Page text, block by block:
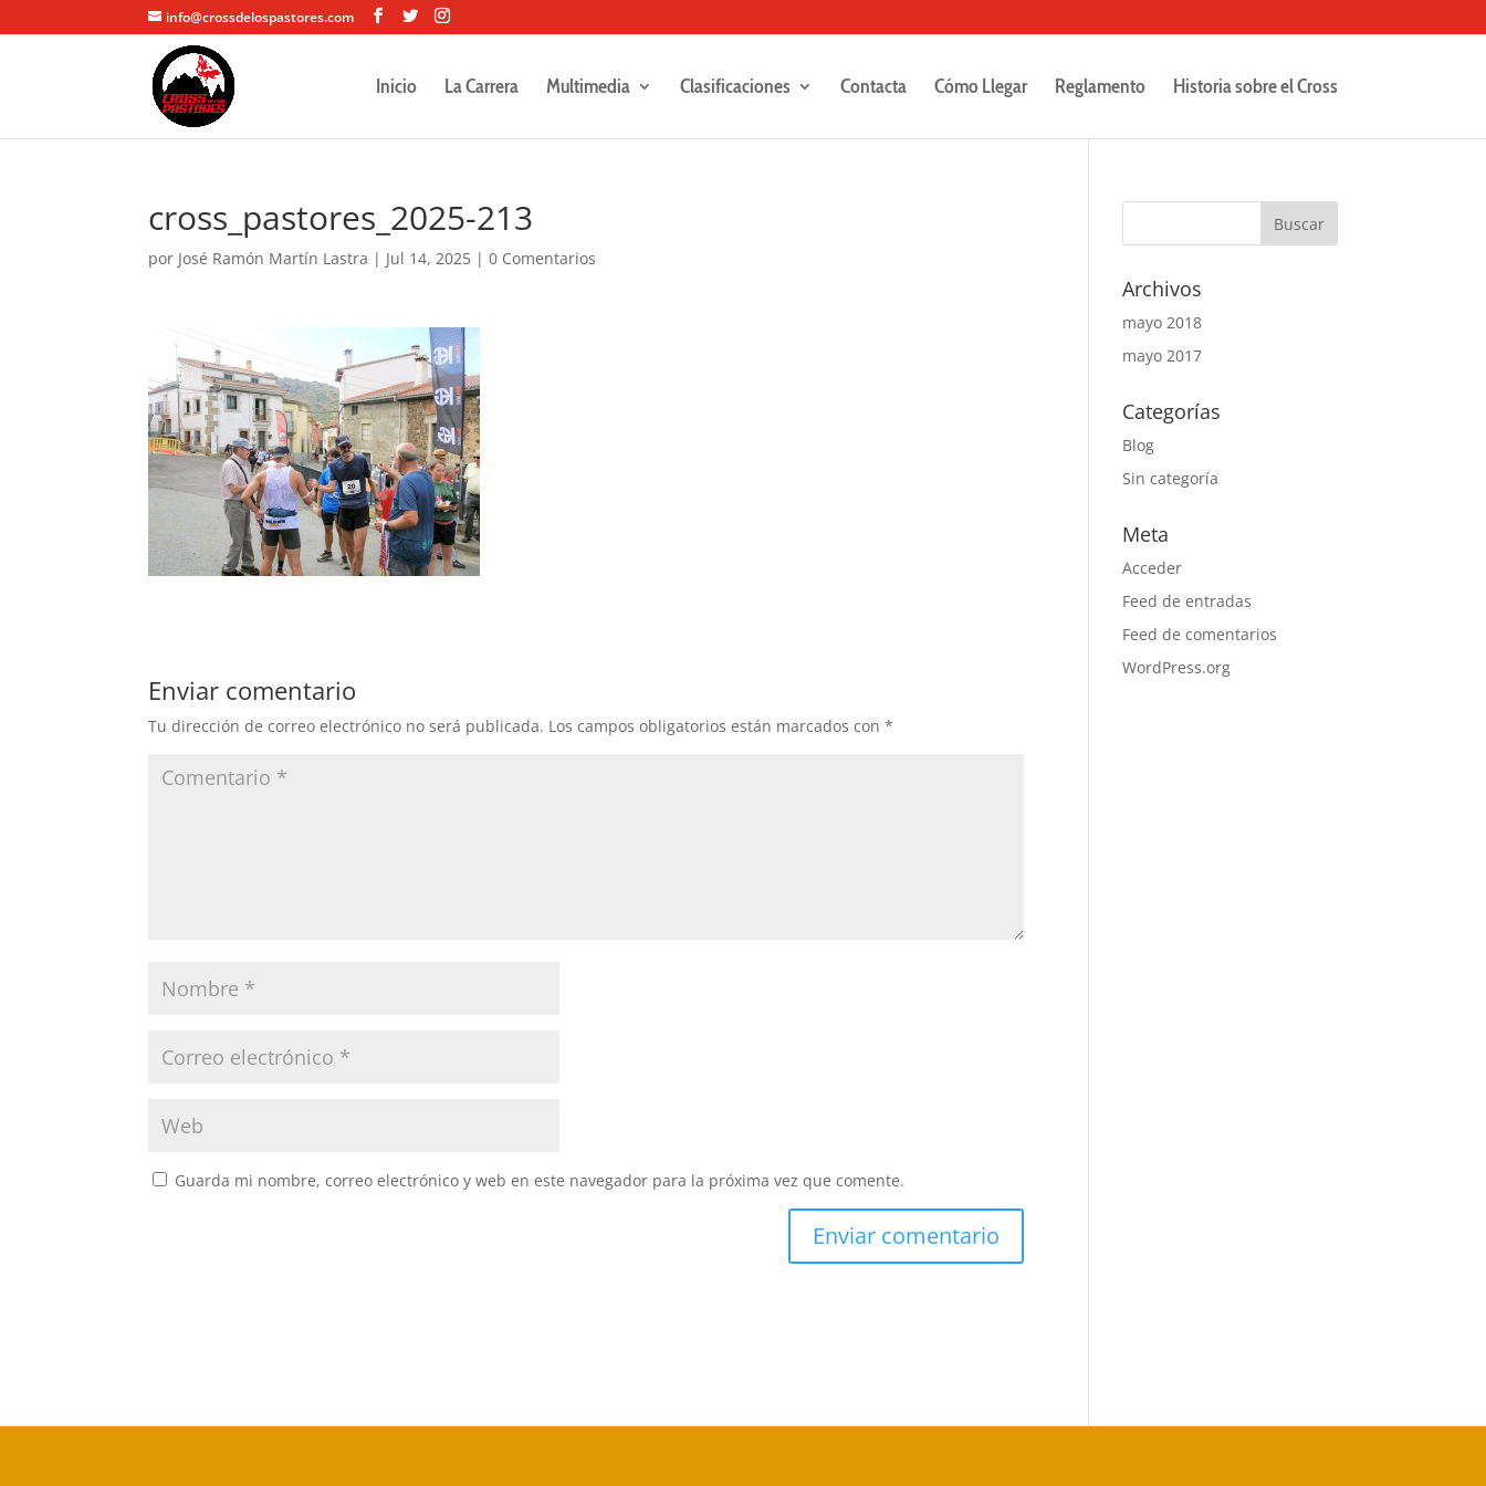
info@crossdelospastores.com
Inicio La Carrera Multimedia Clasificaciones Contacta Cómo Llegar Reglamento Historia sobre el Cross
cross_pastores_2025-213
por José Ramón Martín Lastra | Jul 14, 2025 |0 Comentarios
Enviar comentario
Tu dirección de correo electrónico no será publicada. Los campos obligatorios están marcados con*
Guarda mi nombre, correo electrónico y web en este navegador para la próxima vez que comente.
Archivos
mayo 2018
mayo 2017
Categorías
Blog
Sin categoría
Meta
Acceder
Feed de entradas
Feed de comentarios
WordPress.org